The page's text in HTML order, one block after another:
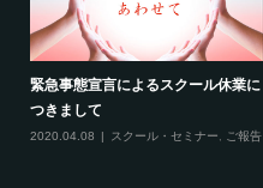
緊急事態宣言によるスクール休業に
つきまして
2020.04.08 スクール・セミナー ご報告